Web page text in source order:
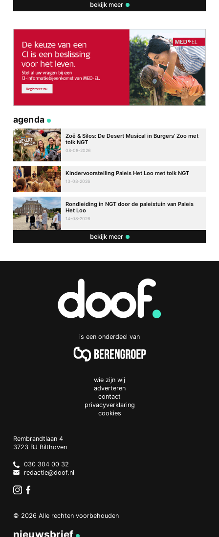
bekijk meer
agenda
Zoë & Silos: De Desert Musical in Burgers’ Zoo met
tolk NGT
08-08-2026
Kindervoorstelling Paleis Het Loo met tolk NGT
13-08-2026
Rondleiding in NGT door de paleistuin van Paleis
Het Loo
14-08-2026
bekijk meer
is een onderdeel van
wie zijn wij
adverteren
contact
privacyverklaring
cookies
Doof.nl
work
Rembrandtlaan 4
3723 BJ Bilthoven
Netherlands
030 304 00 32
redactie@doof.nl
© 2026 Alle rechten voorbehouden
nieuwsbrief